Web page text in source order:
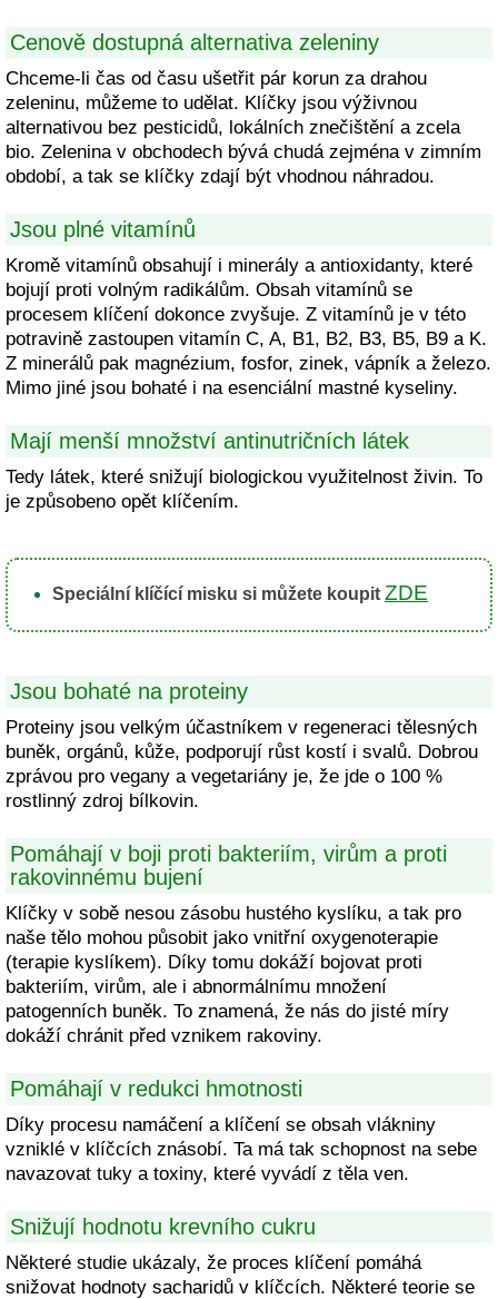
Cenově dostupná alternativa zeleniny
Chceme-li čas od času ušetřit pár korun za drahou
zeleninu, můžeme to udělat. Klíčky jsou výživnou
alternativou bez pesticidů, lokálních znečištění a zcela
bio. Zelenina v obchodech bývá chudá zejména v zimním
období, a tak se klíčky zdají být vhodnou náhradou.
Jsou plné vitamínů
Kromě vitamínů obsahují i minerály a antioxidanty, které
bojují proti volným radikálům. Obsah vitamínů se
procesem klíčení dokonce zvyšuje. Z vitamínů je v této
potravině zastoupen vitamín C, A, B1, B2, B3, B5, B9 a K.
Z minerálů pak magnézium, fosfor, zinek, vápník a železo.
Mimo jiné jsou bohaté i na esenciální mastné kyseliny.
Mají menší množství antinutričních látek
Tedy látek, které snižují biologickou využitelnost živin. To
je způsobeno opět klíčením.
Speciální klíčící misku si můžete koupit ZDE
Jsou bohaté na proteiny
Proteiny jsou velkým účastníkem v regeneraci tělesných
buněk, orgánů, kůže, podporují růst kostí i svalů. Dobrou
zprávou pro vegany a vegetariány je, že jde o 100 %
rostlinný zdroj bílkovin.
Pomáhají v boji proti bakteriím, virům a proti
rakovinnému bujení
Klíčky v sobě nesou zásobu hustého kyslíku, a tak pro
naše tělo mohou působit jako vnitřní oxygenoterapie
(terapie kyslíkem). Díky tomu dokáží bojovat proti
bakteriím, virům, ale i abnormálnímu množení
patogenních buněk. To znamená, že nás do jisté míry
dokáží chránit před vznikem rakoviny.
Pomáhají v redukci hmotnosti
Díky procesu namáčení a klíčení se obsah vlákniny
vzniklé v klíčcích znásobí. Ta má tak schopnost na sebe
navazovat tuky a toxiny, které vyvádí z těla ven.
Snižují hodnotu krevního cukru
Některé studie ukázaly, že proces klíčení pomáhá
snižovat hodnoty sacharidů v klíčcích. Některé teorie se